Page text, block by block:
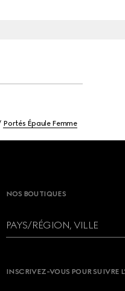
Portés Épaule Femme
NOS BOUTIQUES
PAYS/RÉGION, VILLE
INSCRIVEZ-VOUS POUR SUIVRE